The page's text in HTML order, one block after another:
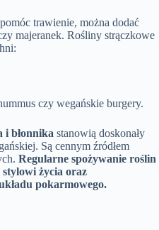
trawienie, można dodać
majeranek. Rośliny strączkowe
czy wegańskie burgery.
i błonnika stanowią doskonały
Są cennym źródłem
Regularne spożywanie roślin
życia oraz
pokarmowego.